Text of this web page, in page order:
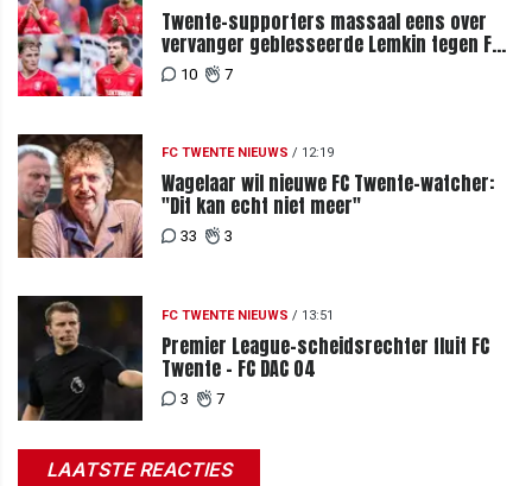
Twente-supporters massaal eens over
vervanger geblesseerde Lemkin tegen FC
DAC 04
10 7
FC TWENTE NIEUWS / 12:19
Wagelaar wil nieuwe FC Twente-watcher:
"Dit kan echt niet meer"
33 3
FC TWENTE NIEUWS / 13:51
Premier League-scheidsrechter fluit FC
Twente - FC DAC 04
3 7
LAATSTE REACTIES